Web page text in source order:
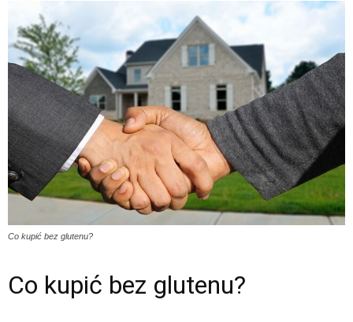
Co kupić bez glutenu?
Co kupić bez glutenu?